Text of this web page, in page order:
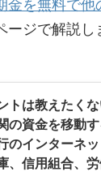
金を無料で他
ージで解説
トは教えたく
の資金を移動
のインターネ
、信用組合、労